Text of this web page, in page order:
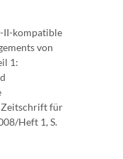
II-kompatible
von
1:
Zeitschrift für
Heft 1, S.